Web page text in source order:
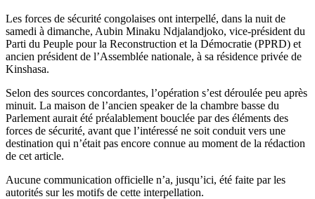
time
Les forces de sécurité congolaises ont interpellé, dans la nuit de
samedi à dimanche, Aubin Minaku Ndjalandjoko, vice-président du
Parti du Peuple pour la Reconstruction et la Démocratie (PPRD) et
ancien président de l’Assemblée nationale, à sa résidence privée de
Kinshasa.
Selon des sources concordantes, l’opération s’est déroulée peu après
minuit. La maison de l’ancien speaker de la chambre basse du
Parlement aurait été préalablement bouclée par des éléments des
forces de sécurité, avant que l’intéressé ne soit conduit vers une
destination qui n’était pas encore connue au moment de la rédaction
de cet article.
Aucune communication officielle n’a, jusqu’ici, été faite par les
autorités sur les motifs de cette interpellation.